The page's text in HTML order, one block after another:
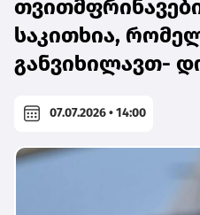
საკითხია,
განვიხილავთ-
07.07.2026 • 14:00